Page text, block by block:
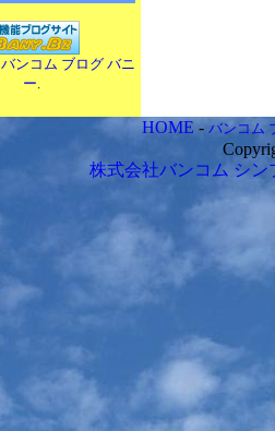
バンコム ブログ バニ
ー.
HOME-バンコム
株式会社バンコム シン